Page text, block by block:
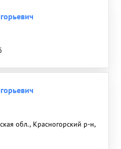
обл., Красногорский р-н,